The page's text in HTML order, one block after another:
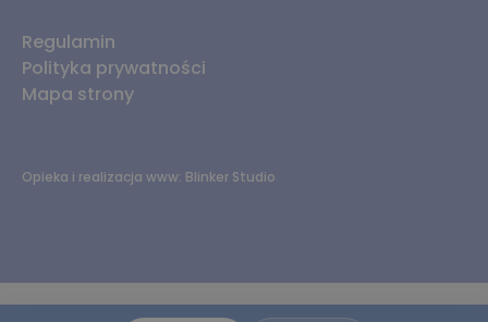
Regulamin
Polityka prywatności
Mapa strony
Opieka i realizacja www: Blinker Studio